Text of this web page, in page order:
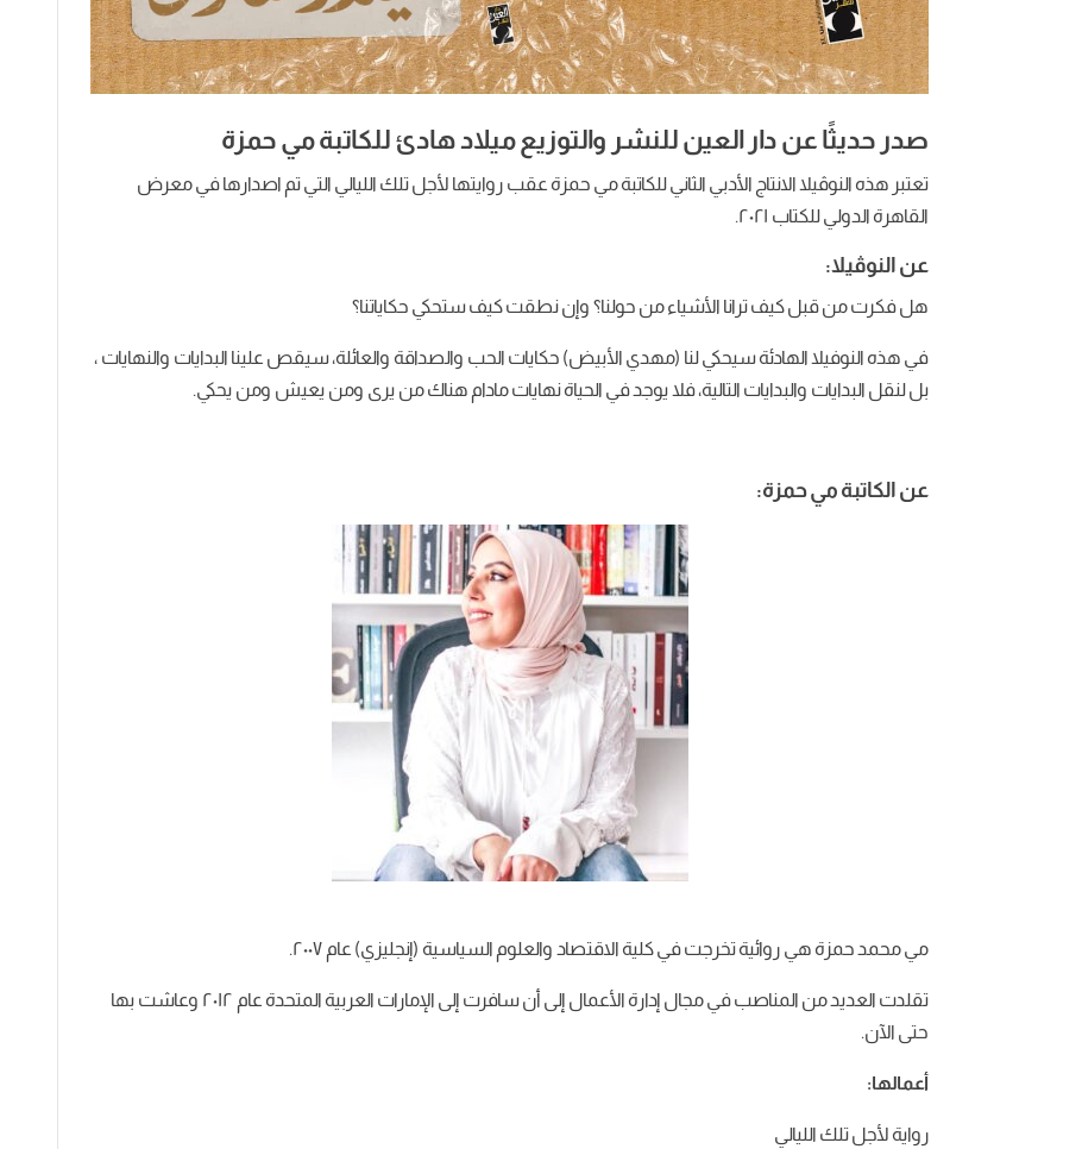
صدر حديثًا عن دار العين للنشر والتوزيع ميلاد هادئ للكاتبة مي حمزة
تعتبر هذه النوڤيلا الانتاج الأدبي الثاني للكاتبة مي حمزة عقب روايتها لأجل تلك الليالي التي تم اصدارها في معرض
القاهرة الدولي للكتاب ٢٠٢١.
عن النوڤيلا:
هل فكرت من قبل كيف ترانا الأشياء من حولنا؟ وإن نطقت كيف ستحكي حكاياتنا؟
في هذه النوفيلا الهادئة سيحكي لنا (مهدي الأبيض) حكايات الحب والصداقة والعائلة، سيقص علينا البدايات والنهايات ،
بل لنقل البدايات والبدايات التالية، فلا يوجد في الحياة نهايات مادام هناك من يرى ومن يعيش ومن يحكي.
عن الكاتبة مي حمزة:
ميمحمد حمزة هي روائيةتخرجتفيكلية الاقتصاد والعلوم السياسية (إنجليزي) عام ٢٠٠٧.
تقلدت العديدمن المناصبفيمجال إدارة الأعمال إلى أنسافرت إلى الإمارات العربية المتحدة عام ٢٠١٢ وعاشت بها
حتى الآن.
أعمالها:
رواية لأجل تلك الليالي